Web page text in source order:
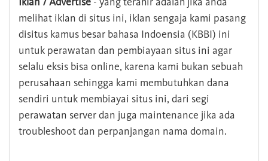
melihat iklan di situs ini, iklan sengaja kami pasang
disitus kamus besar bahasa Indoensia (KBBI) ini
untuk perawatan dan pembiayaan situs ini agar
selalu eksis bisa online, karena kami bukan sebuah
perusahaan sehingga kami membutuhkan dana
sendiri untuk membiayai situs ini, dari segi
perawatan server dan juga maintenance jika ada
troubleshoot dan perpanjangan nama domain.